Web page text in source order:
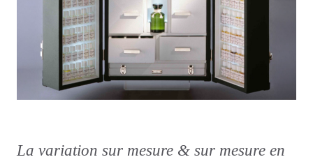
La variation sur mesure & sur mesure en